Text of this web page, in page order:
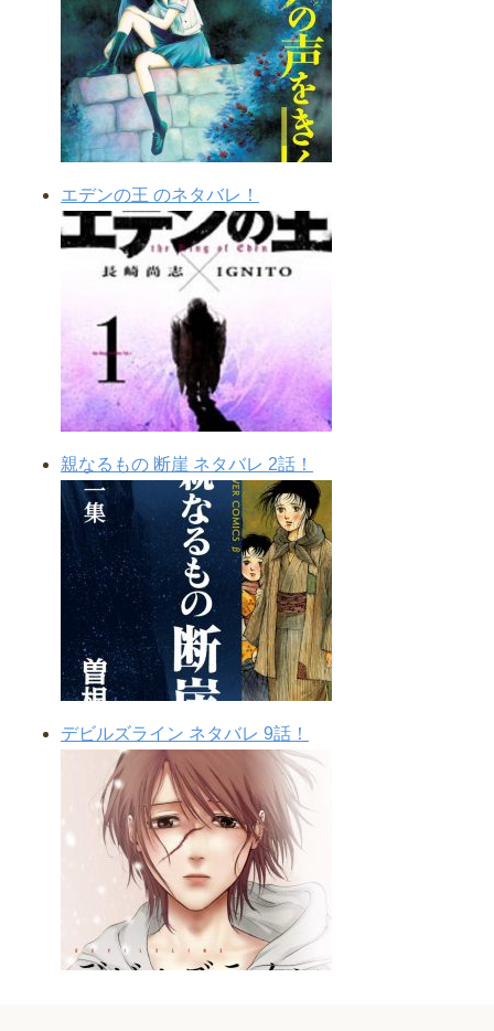
エデンの王 のネタバレ！
親なるもの 断崖 ネタバレ 2話！
デビルズライン ネタバレ 9話！